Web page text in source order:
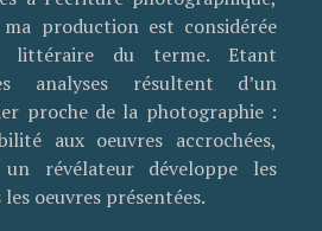
production est considérée
littéraire du terme. Etant
analyses résultent d’un
proche de la photographie :
aux oeuvres accrochées,
un révélateur développe les
oeuvres présentées.